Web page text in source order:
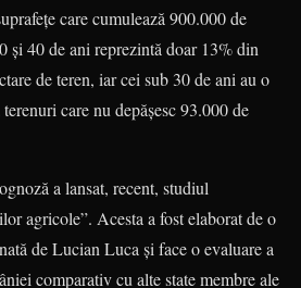
care cumulează 900.000 de
şi 40 de ani reprezintă doar 13% din
de teren, iar cei sub 30 de ani au o
care nu depăşesc 93.000 de
a lansat, recent, studiul
agricole”. Acesta a fost elaborat de o
de Lucian Luca şi face o evaluare a
comparativ cu alte state membre ale